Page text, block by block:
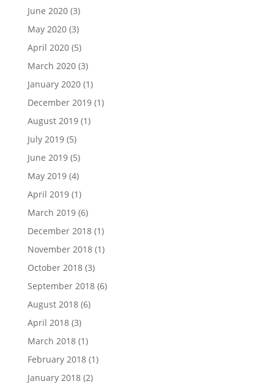
June 2020(3)
May 2020(3)
April 2020(5)
March 2020(3)
January 2020(1)
December 2019(1)
August 2019(1)
July 2019(5)
June 2019(5)
May 2019(4)
April 2019(1)
March 2019(6)
December 2018(1)
November 2018(1)
October 2018(3)
September 2018(6)
August 2018(6)
April 2018(3)
March 2018(1)
February 2018(1)
January 2018(2)